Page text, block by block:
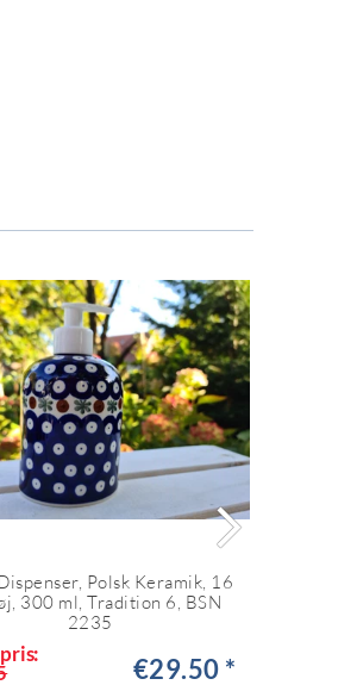
Polsk Keramik, 16
300 ml, Tradition 6, BSN
2235
€29.50 *